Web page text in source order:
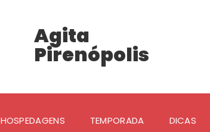
Agita
Pirenópolis
HOSPEDAGENS TEMPORADA DICAS